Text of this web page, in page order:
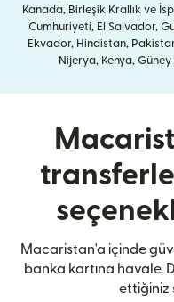
Kanada, Birleşik Krallık ve
Cumhuriyeti, El Salvador,
Ekvador, Hindistan,
Nijerya, Kenya,
Macaristan'a içinde
banka kartına havale.
ettiğiniz